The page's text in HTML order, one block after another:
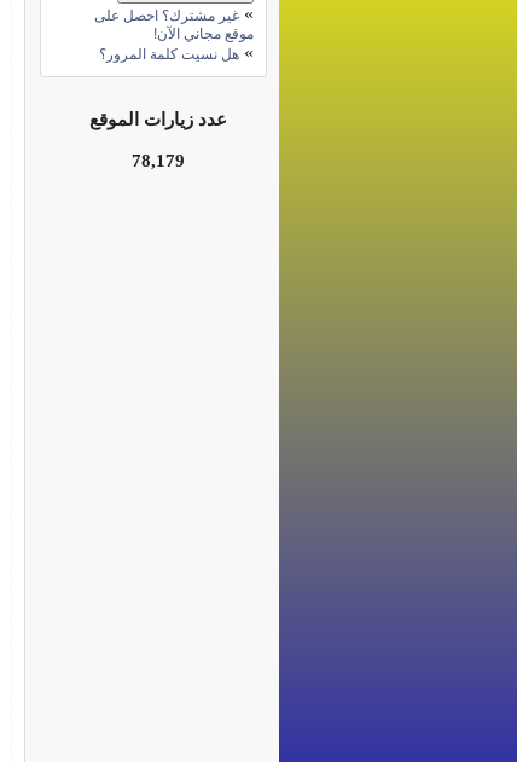
» غير مشترك؟ احصل على
موقع مجاني الآن!
» هل نسيت كلمة المرور؟
عدد زيارات الموقع
78,179